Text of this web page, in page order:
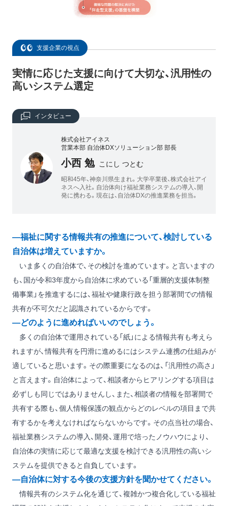
支援企業の視点
実情に応じた支援に向けて大切な、汎用性の
高いシステム選定
インタビュー
株式会社アイネス
営業本部 自治体DXソリューション部 部長
小西 勉 こにし つとむ
昭和45年、神奈川県生まれ。大学卒業後、株式会社アイ
ネスへ入社。自治体向け福祉業務システムの導入、開
発に携わる。現在は、自治体DXの推進業務を担当。
―福祉に関する情報共有の推進について、検討している
自治体は増えていますか。
いま多くの自治体で、その検討を進めています。と言いますの
も、国が令和3年度から自治体に求めている「重層的支援体制整
備事業」を推進するには、福祉や健康行政を担う部署間での情報
共有が不可欠だと認識されているからです。
―どのように進めればいいのでしょう。
多くの自治体で運用されている「紙」による情報共有も考えら
れますが、情報共有を円滑に進めるにはシステム連携の仕組みが
適していると思います。その際重要になるのは、「汎用性の高さ」
と言えます。自治体によって、相談者からヒアリングする項目は
必ずしも同じではありませんし、また、相談者の情報を部署間で
共有する際も、個人情報保護の観点からどのレベルの項目まで共
有するかを考えなければならないからです。その点当社の場合、
福祉業務システムの導入、開発、運用で培ったノウハウにより、
自治体の実情に応じて最適な支援を検討できる汎用性の高いシ
ステムを提供できると自負しています。
―自治体に対する今後の支援方針を聞かせてください。
情報共有のシステム化を通じて、複雑かつ複合化している福祉